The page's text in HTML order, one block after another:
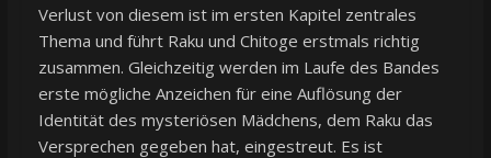
Verlust von diesem ist im ersten Kapitel zentrales
Thema und führt Raku und Chitoge erstmals richtig
zusammen. Gleichzeitig werden im Laufe des Bandes
erste mögliche Anzeichen für eine Auflösung der
Identität des mysteriösen Mädchens, dem Raku das
Versprechen gegeben hat, eingestreut. Es ist